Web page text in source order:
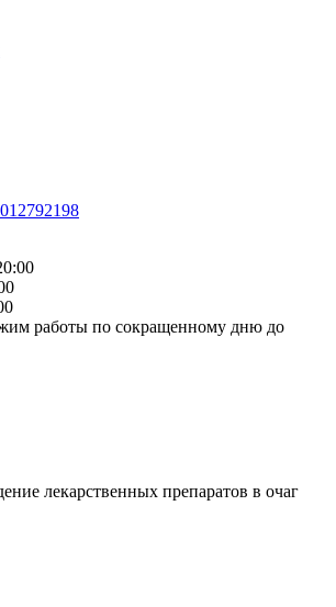
работы по сокращенному дню до
лекарственных препаратов в очаг